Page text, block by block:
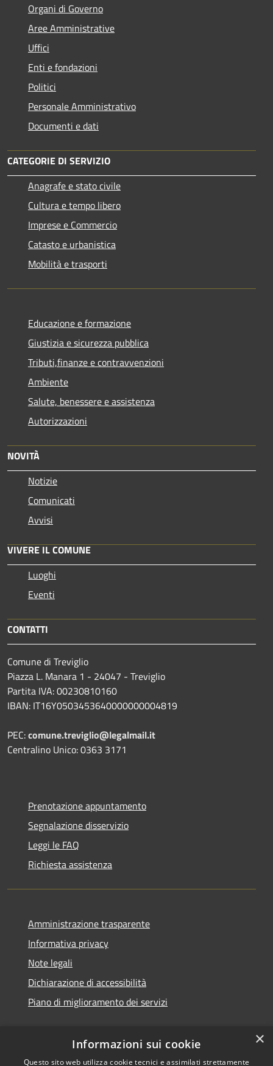
Organi di Governo
Aree Amministrative
Uffici
Enti e fondazioni
Politici
Personale Amministrativo
Documenti e dati
CATEGORIE DI SERVIZIO
Anagrafe e stato civile
Cultura e tempo libero
Imprese e Commercio
Catasto e urbanistica
Mobilità e trasporti
Educazione e formazione
Giustizia e sicurezza pubblica
Tributi,finanze e contravvenzioni
Ambiente
Salute, benessere e assistenza
Autorizzazioni
NOVITÀ
Notizie
Comunicati
Avvisi
VIVERE IL COMUNE
Luoghi
Eventi
CONTATTI
Comune di Treviglio
Piazza L. Manara 1 - 24047 - Treviglio
Partita IVA: 00230810160
IBAN: IT16Y0503453640000000004819
PEC:comune.treviglio@legalmail.it
Centralino Unico: 0363 3171
Prenotazione appuntamento
Segnalazione disservizio
Leggi le FAQ
Richiesta assistenza
Amministrazione trasparente
Informativa privacy
Note legali
Dichiarazione di accessibilità
Piano di miglioramento dei servizi
Copyright © 2026 • Comune di
×
Informazioni sui cookie
Questo sito web utilizza cookie tecnici e assimilati strettamente